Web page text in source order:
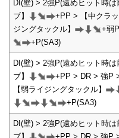
DI(壁) > 2強P(遠めヒット時
ブ】
+PP > 【中クラッ
ジングタックル】
+弱
+P(SA3)
DI(壁) > 2強P(遠めヒット時
ブ】
+PP > DR > 強P
【弱ライジングタックル】
+P(SA3)
DI(壁) > 2強P(遠めヒット時